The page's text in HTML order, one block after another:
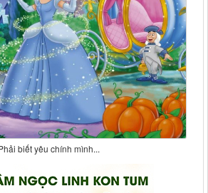
biết yêu chính mình...